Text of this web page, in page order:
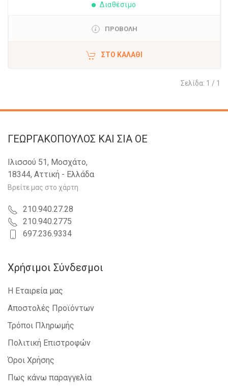
Διαθέσιμο
ΠΡΟΒΟΛΗ
ΣΤΟ ΚΑΛΆΘΙ
Σελίδα: 1 / 1
ΓΕΩΡΓΑΚΟΠΟΥΛΟΣ KAI ΣΙΑ OE
Ιλισσού 51, Μοσχάτο,
18344, Αττική - Ελλάδα
Βρείτε μας στο χάρτη
210.940.27.28
210.940.2775
697.236.9334
Χρήσιμοι Σύνδεσμοι
Η Εταιρεία μας
Αποστολές Προϊόντων
Τρόποι Πληρωμής
Πολιτική Επιστροφών
Όροι Χρήσης
Πως κάνω παραγγελία